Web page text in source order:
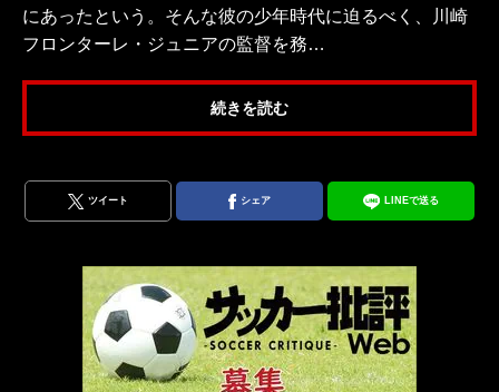
にあったという。そんな彼の少年時代に迫るべく、川崎
フロンターレ・ジュニアの監督を務…
続きを読む
ツイート シェア LINEで送る